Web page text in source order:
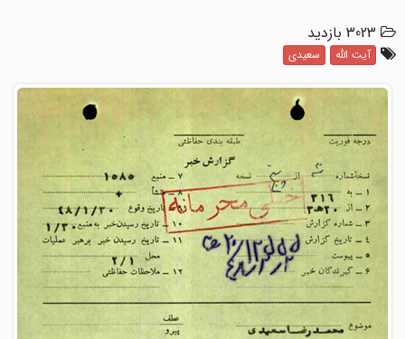
3023 بازدید
آیت الله سعیدی